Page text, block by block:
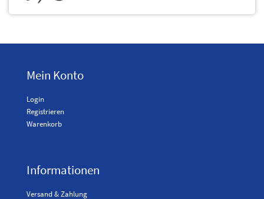
Mein Konto
Login
Registrieren
Warenkorb
Informationen
Versand & Zahlung